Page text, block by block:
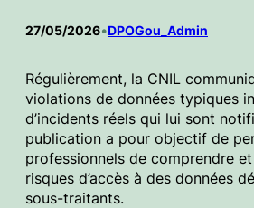
27/05/2026•DPOGou_Admin
Régulièrement, la CNIL
violations de données typiques
d’incidents réels qui lui sont
publication a pour objectif de
professionnels de comprendre
risques d’accès à des données
sous-traitants.